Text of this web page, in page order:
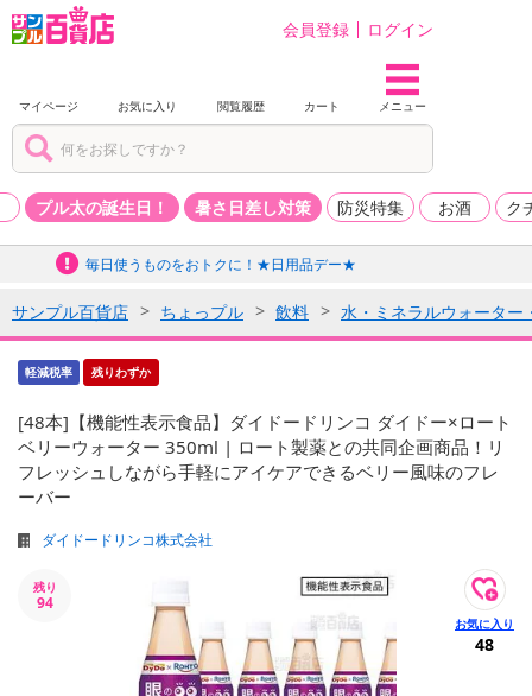
会員登録 ログイン
マイページ お気に入り 閲覧履歴 カート メニュー
プル太の誕生日！ 暑さ日差し対策 防災特集 お酒 ク
毎日使うものをおトクに！★日用品デー★
サンプル百貨店 ちょっプル 飲料 水・ミネラルウォーター
軽減税率 残りわずか
[48本]【機能性表示食品】ダイドードリンコ ダイドー×ロート
ベリーウォーター 350ml | ロート製薬との共同企画商品！リ
フレッシュしながら手軽にアイケアできるベリー風味のフレ
ーバー
ダイドードリンコ株式会社
残り
94
48